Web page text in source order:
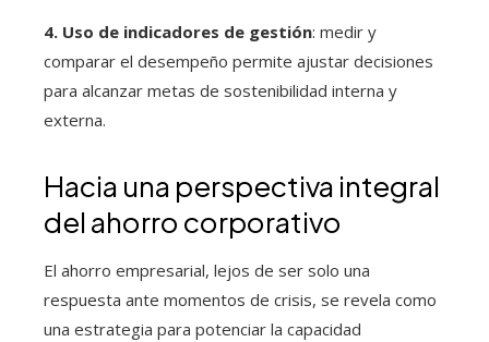
4. Uso de indicadores de gestión: medir y
comparar el desempeño permite ajustar decisiones
para alcanzar metas de sostenibilidad interna y
externa.
Hacia una perspectiva integral
del ahorro corporativo
El ahorro empresarial, lejos de ser solo una
respuesta ante momentos de crisis, se revela como
una estrategia para potenciar la capacidad